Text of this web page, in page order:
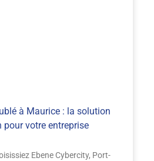
à Maurice : la solution
pour votre entreprise
Ebene Cybercity, Port-